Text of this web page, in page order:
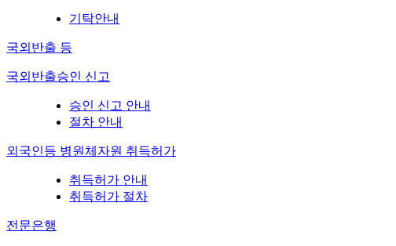
기탁안내
국외반출 등
국외반출승인 신고
승인 신고 안내
절차 안내
외국인등 병원체자원 취득허가
취득허가 안내
취득허가 절차
전문은행